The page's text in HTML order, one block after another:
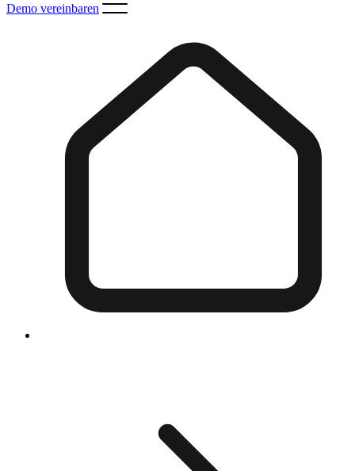
Demo vereinbaren